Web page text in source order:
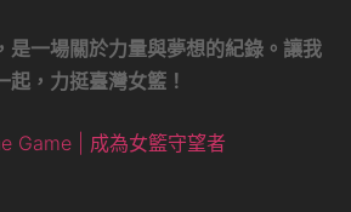
是一場關於力量與夢想的紀錄。讓我
起，力挺臺灣女籃！
Game | 成為女籃守望者